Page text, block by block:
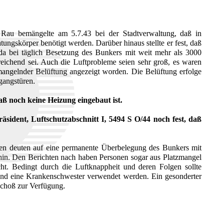
bemängelte am 5.7.43 bei der Stadtverwaltung, daß in
benötigt werden. Darüber hinaus stellte er fest, daß
bei täglich Besetzung des Bunkers mit weit mehr als 3000
sei. Auch die Luftprobleme seien sehr groß, es waren
Belüftung angezeigt worden. Die Belüftung erfolge
noch keine Heizung eingebaut ist.
Luftschutzabschnitt I, 5494 S O/44 noch fest, daß
deuten auf eine permanente Überbelegung des Bunkers mit
Den Berichten nach haben Personen sogar aus Platzmangel
Bedingt durch die Luftknappheit und deren Folgen sollte
eine Krankenschwester verwendet werden. Ein gesonderter
zur Verfügung.